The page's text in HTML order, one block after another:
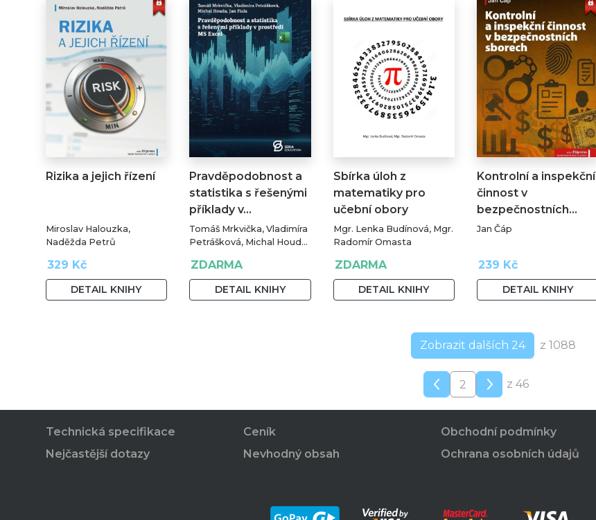
Rizika a jejich řízení
Miroslav Halouzka,
Naděžda Petrů
329 Kč
DETAIL KNIHY
Pravděpodobnost a
statistika s řešenými
příklady v…
Tomáš Mrkvička, Vladimíra
Petrášková, Michal Houda,
ZDARMA
DETAIL KNIHY
Sbírka úloh z
matematiky pro
učební obory
Mgr. Lenka Budínová, Mgr.
Radomír Omasta
ZDARMA
DETAIL KNIHY
Kontrolní a inspekční
činnost v
bezpečnostních…
Jan Čáp
239 Kč
DETAIL KNIHY
Zobrazit dalších 24 z 1088
z 46
Technická specifikace
Nejčastější dotazy
Ceník
Nevhodný obsah
Obchodní podmínky
Ochrana osobních údajů